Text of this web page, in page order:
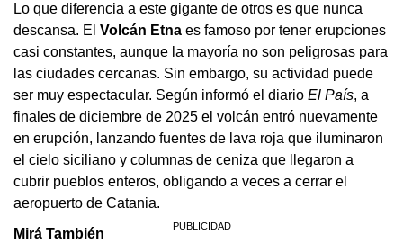
Lo que diferencia a este gigante de otros es que nunca
descansa. El Volcán Etna es famoso por tener erupciones
casi constantes, aunque la mayoría no son peligrosas para
las ciudades cercanas. Sin embargo, su actividad puede
ser muy espectacular. Según informó el diario El País, a
finales de diciembre de 2025 el volcán entró nuevamente
en erupción, lanzando fuentes de lava roja que iluminaron
el cielo siciliano y columnas de ceniza que llegaron a
cubrir pueblos enteros, obligando a veces a cerrar el
aeropuerto de Catania.
Mirá También